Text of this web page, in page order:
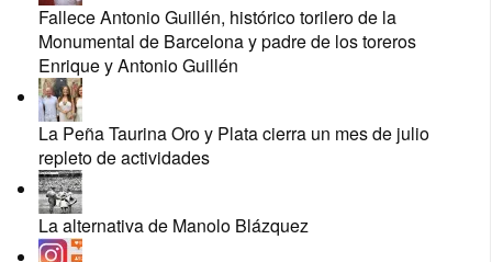
Fallece Antonio Guillén, histórico torilero de la
Monumental de Barcelona y padre de los toreros
Enrique y Antonio Guillén
La Peña Taurina Oro y Plata cierra un mes de julio
repleto de actividades
La alternativa de Manolo Blázquez